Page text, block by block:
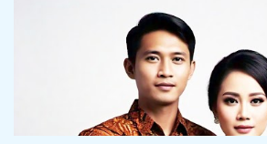
ditindaklanjuti menjadi sebuah Disertasi,
menyandang titel Kandidat Doktor.
perusahaan spesialis penyedia souvenir
pemerintahan, swasta dan perbankan
berbagai macam souvenir untuk sidang
disesuaikan dengan bugdet dan